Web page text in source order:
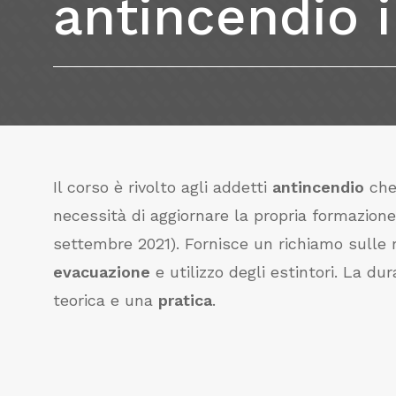
antincendio
Il corso è rivolto agli addetti antincendio
necessità di aggiornare la propria
settembre 2021). Fornisce un richiamo sulle
evacuazione e utilizzo degli estintori. La
teorica e una pratica.